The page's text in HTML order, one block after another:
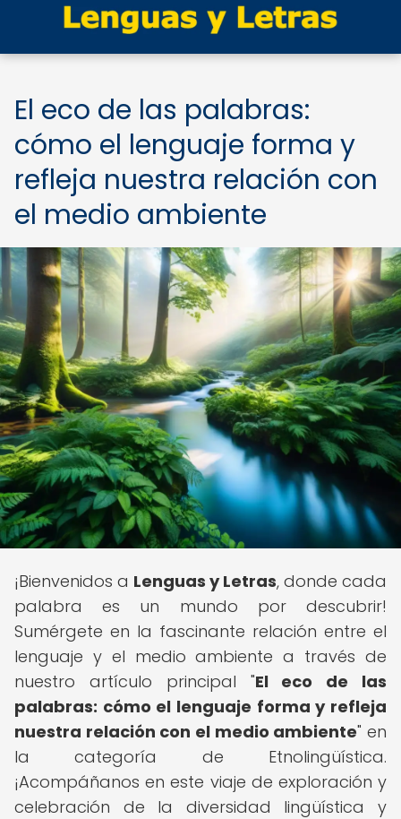
El eco de las palabras:
cómo el lenguaje forma y
refleja nuestra relación con
el medio ambiente
¡Bienvenidos a Lenguas y Letras, donde cada
palabra es un mundo por descubrir!
Sumérgete en la fascinante relación entre el
lenguaje y el medio ambiente a través de
nuestro artículo principal "El eco de las
palabras: cómo el lenguaje forma y refleja
nuestra relación con el medio ambiente" en
la categoría de Etnolingüística.
¡Acompáñanos en este viaje de exploración y
celebración de la diversidad lingüística y